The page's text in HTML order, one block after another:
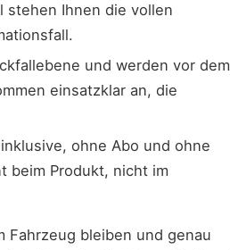
stehen Ihnen die vollen
und werden vor dem
einsatzklar an, die
ohne Abo und ohne
beim Produkt, nicht im
Fahrzeug bleiben und genau